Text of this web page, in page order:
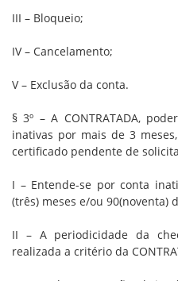
III – Bloqueio;
IV – Cancelamento;
V – Exclusão da conta.
§ 3º – A CONTRATADA,
inativas por mais de 3
certificado pendente de
I – Entende-se por conta
(três) meses e/ou 90(noventa)
II – A periodicidade da
realizada a critério da